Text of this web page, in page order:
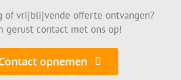
of vrijblijvende offerte ontvangen?
gerust contact met ons op!
opnemen